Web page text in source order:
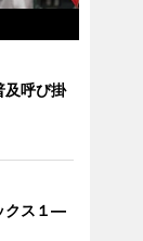
及呼び掛
クス１―